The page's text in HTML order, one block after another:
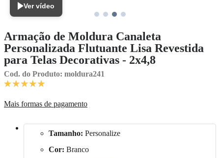
Ver vídeo
Armação de Moldura Canaleta
Personalizada Flutuante Lisa Revestida
para Telas Decorativas - 2x4,8
Cod. do Produto: moldura241
Mais formas de pagamento
Tamanho: Personalize
Cor: Branco